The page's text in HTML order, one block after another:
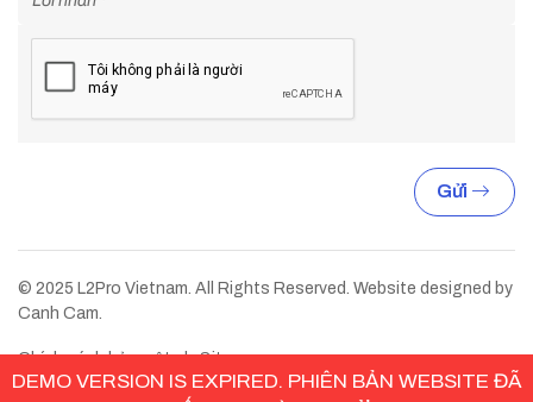
Gửi
© 2025 L2Pro Vietnam. All Rights Reserved. Website designed by
Canh Cam.
Chính sách bảo mật Sitemap
DEMO VERSION IS EXPIRED. PHIÊN BẢN WEBSITE ĐÃ